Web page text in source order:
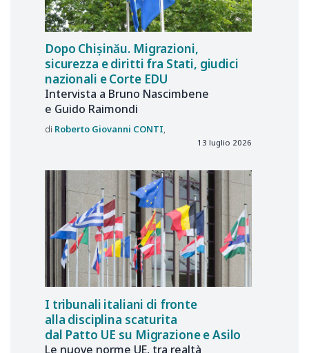
Dopo Chișinău. Migrazioni,
sicurezza e diritti fra Stati, giudici
nazionali e Corte EDU
Intervista a Bruno Nascimbene
e Guido Raimondi
Roberto Giovanni CONTI
13 luglio 2026
I tribunali italiani di fronte
alla disciplina scaturita
dal Patto UE su Migrazione e Asilo
Le nuove norme UE, tra realtà